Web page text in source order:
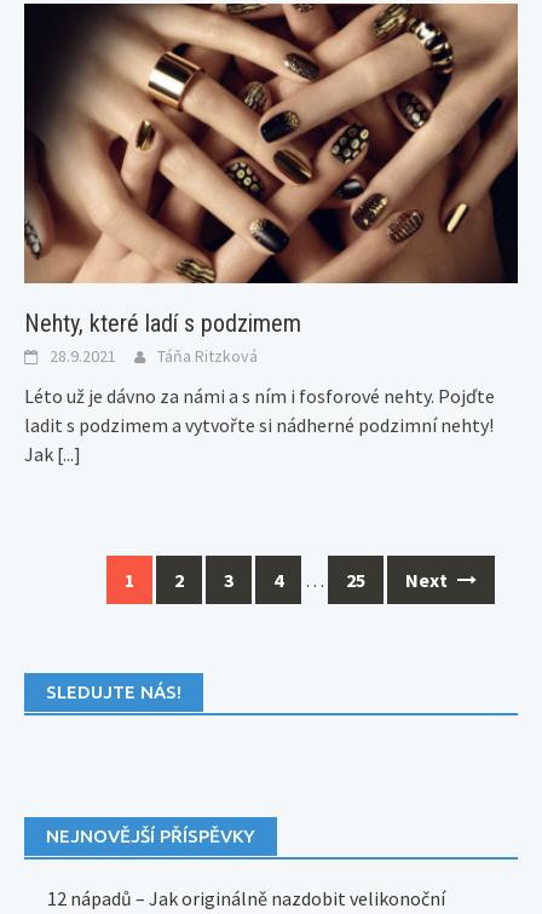
Nehty, které ladí s podzimem
28.9.2021 Táňa Ritzková
Léto už je dávno za námi a s ním i fosforové nehty. Pojďte
ladit s podzimem a vytvořte si nádherné podzimní nehty!
Jak [...]
navigation
1 2 3 4 … 25 Next
SLEDUJTE NÁS!
NEJNOVĚJŠÍ PŘÍSPĚVKY
12 nápadů – Jak originálně nazdobit velikonoční